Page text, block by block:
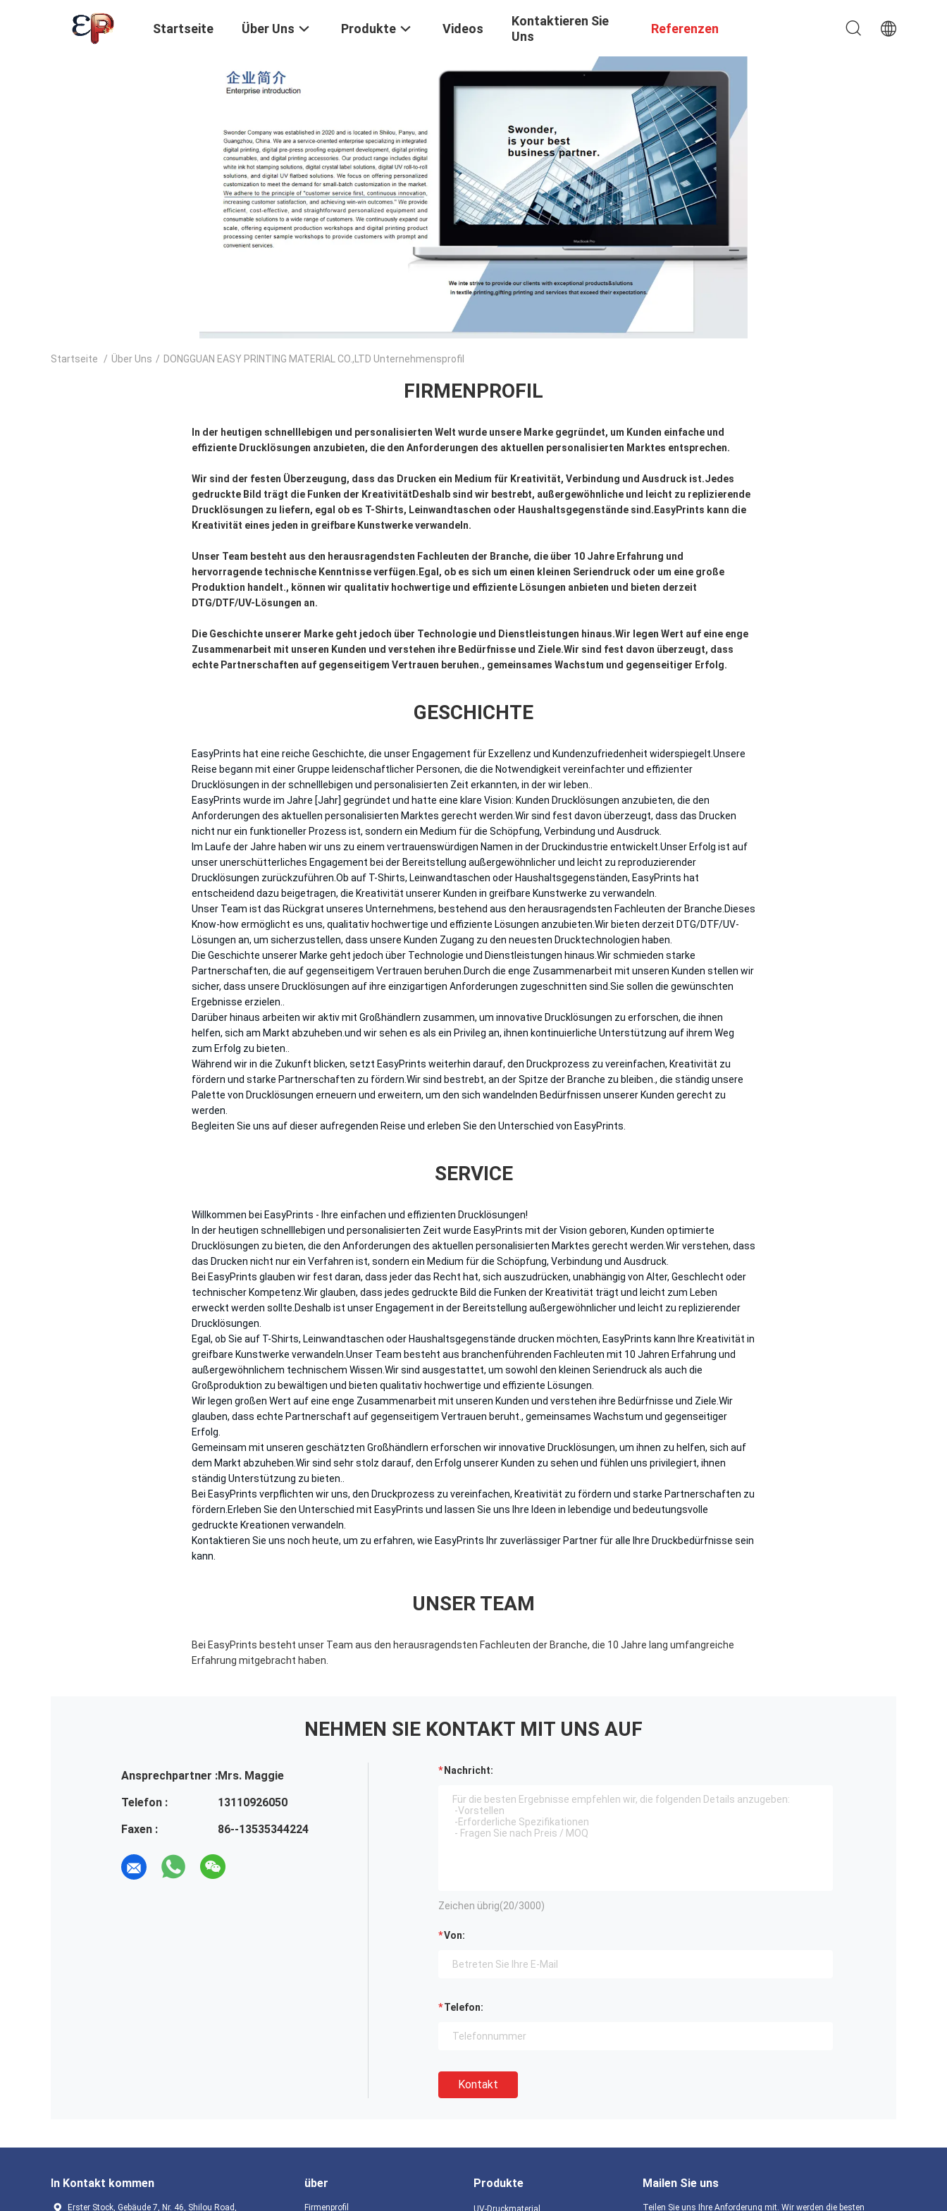
Startseite Über Uns Produkte Videos
Kontaktieren Sie
Uns
Referenzen
Startseite / Über Uns / DONGGUAN EASY PRINTING MATERIAL CO.,LTD Unternehmensprofil
FIRMENPROFIL
In der heutigen schnelllebigen und personalisierten Welt wurde unsere Marke gegründet, um Kunden einfache und
effiziente Drucklösungen anzubieten, die den Anforderungen des aktuellen personalisierten Marktes entsprechen.
Wir sind der festen Überzeugung, dass das Drucken ein Medium für Kreativität, Verbindung und Ausdruck ist.Jedes
gedruckte Bild trägt die Funken der KreativitätDeshalb sind wir bestrebt, außergewöhnliche und leicht zu replizierende
Drucklösungen zu liefern, egal ob es T-Shirts, Leinwandtaschen oder Haushaltsgegenstände sind.EasyPrints kann die
Kreativität eines jeden in greifbare Kunstwerke verwandeln.
Unser Team besteht aus den herausragendsten Fachleuten der Branche, die über 10 Jahre Erfahrung und
hervorragende technische Kenntnisse verfügen.Egal, ob es sich um einen kleinen Seriendruck oder um eine große
Produktion handelt., können wir qualitativ hochwertige und effiziente Lösungen anbieten und bieten derzeit
DTG/DTF/UV-Lösungen an.
Die Geschichte unserer Marke geht jedoch über Technologie und Dienstleistungen hinaus.Wir legen Wert auf eine enge
Zusammenarbeit mit unseren Kunden und verstehen ihre Bedürfnisse und Ziele.Wir sind fest davon überzeugt, dass
echte Partnerschaften auf gegenseitigem Vertrauen beruhen., gemeinsames Wachstum und gegenseitiger Erfolg.
GESCHICHTE
EasyPrints hat eine reiche Geschichte, die unser Engagement für Exzellenz und Kundenzufriedenheit widerspiegelt.Unsere
Reise begann mit einer Gruppe leidenschaftlicher Personen, die die Notwendigkeit vereinfachter und effizienter
Drucklösungen in der schnelllebigen und personalisierten Zeit erkannten, in der wir leben..
EasyPrints wurde im Jahre [Jahr] gegründet und hatte eine klare Vision: Kunden Drucklösungen anzubieten, die den
Anforderungen des aktuellen personalisierten Marktes gerecht werden.Wir sind fest davon überzeugt, dass das Drucken
nicht nur ein funktioneller Prozess ist, sondern ein Medium für die Schöpfung, Verbindung und Ausdruck.
Im Laufe der Jahre haben wir uns zu einem vertrauenswürdigen Namen in der Druckindustrie entwickelt.Unser Erfolg ist auf
unser unerschütterliches Engagement bei der Bereitstellung außergewöhnlicher und leicht zu reproduzierender
Drucklösungen zurückzuführen.Ob auf T-Shirts, Leinwandtaschen oder Haushaltsgegenständen, EasyPrints hat
entscheidend dazu beigetragen, die Kreativität unserer Kunden in greifbare Kunstwerke zu verwandeln.
Unser Team ist das Rückgrat unseres Unternehmens, bestehend aus den herausragendsten Fachleuten der Branche.Dieses
Know-how ermöglicht es uns, qualitativ hochwertige und effiziente Lösungen anzubieten.Wir bieten derzeit DTG/DTF/UV-
Lösungen an, um sicherzustellen, dass unsere Kunden Zugang zu den neuesten Drucktechnologien haben.
Die Geschichte unserer Marke geht jedoch über Technologie und Dienstleistungen hinaus.Wir schmieden starke
Partnerschaften, die auf gegenseitigem Vertrauen beruhen.Durch die enge Zusammenarbeit mit unseren Kunden stellen wir
sicher, dass unsere Drucklösungen auf ihre einzigartigen Anforderungen zugeschnitten sind.Sie sollen die gewünschten
Ergebnisse erzielen..
Darüber hinaus arbeiten wir aktiv mit Großhändlern zusammen, um innovative Drucklösungen zu erforschen, die ihnen
helfen, sich am Markt abzuheben.und wir sehen es als ein Privileg an, ihnen kontinuierliche Unterstützung auf ihrem Weg
zum Erfolg zu bieten..
Während wir in die Zukunft blicken, setzt EasyPrints weiterhin darauf, den Druckprozess zu vereinfachen, Kreativität zu
fördern und starke Partnerschaften zu fördern.Wir sind bestrebt, an der Spitze der Branche zu bleiben., die ständig unsere
Palette von Drucklösungen erneuern und erweitern, um den sich wandelnden Bedürfnissen unserer Kunden gerecht zu
werden.
Begleiten Sie uns auf dieser aufregenden Reise und erleben Sie den Unterschied von EasyPrints.
SERVICE
Willkommen bei EasyPrints - Ihre einfachen und effizienten Drucklösungen!
In der heutigen schnelllebigen und personalisierten Zeit wurde EasyPrints mit der Vision geboren, Kunden optimierte
Drucklösungen zu bieten, die den Anforderungen des aktuellen personalisierten Marktes gerecht werden.Wir verstehen, dass
das Drucken nicht nur ein Verfahren ist, sondern ein Medium für die Schöpfung, Verbindung und Ausdruck.
Bei EasyPrints glauben wir fest daran, dass jeder das Recht hat, sich auszudrücken, unabhängig von Alter, Geschlecht oder
technischer Kompetenz.Wir glauben, dass jedes gedruckte Bild die Funken der Kreativität trägt und leicht zum Leben
erweckt werden sollte.Deshalb ist unser Engagement in der Bereitstellung außergewöhnlicher und leicht zu replizierender
Drucklösungen.
Egal, ob Sie auf T-Shirts, Leinwandtaschen oder Haushaltsgegenstände drucken möchten, EasyPrints kann Ihre Kreativität in
greifbare Kunstwerke verwandeln.Unser Team besteht aus branchenführenden Fachleuten mit 10 Jahren Erfahrung und
außergewöhnlichem technischem Wissen.Wir sind ausgestattet, um sowohl den kleinen Seriendruck als auch die
Großproduktion zu bewältigen und bieten qualitativ hochwertige und effiziente Lösungen.
Wir legen großen Wert auf eine enge Zusammenarbeit mit unseren Kunden und verstehen ihre Bedürfnisse und Ziele.Wir
glauben, dass echte Partnerschaft auf gegenseitigem Vertrauen beruht., gemeinsames Wachstum und gegenseitiger
Erfolg.
Gemeinsam mit unseren geschätzten Großhändlern erforschen wir innovative Drucklösungen, um ihnen zu helfen, sich auf
dem Markt abzuheben.Wir sind sehr stolz darauf, den Erfolg unserer Kunden zu sehen und fühlen uns privilegiert, ihnen
ständig Unterstützung zu bieten..
Bei EasyPrints verpflichten wir uns, den Druckprozess zu vereinfachen, Kreativität zu fördern und starke Partnerschaften zu
fördern.Erleben Sie den Unterschied mit EasyPrints und lassen Sie uns Ihre Ideen in lebendige und bedeutungsvolle
gedruckte Kreationen verwandeln.
Kontaktieren Sie uns noch heute, um zu erfahren, wie EasyPrints Ihr zuverlässiger Partner für alle Ihre Druckbedürfnisse sein
kann.
UNSER TEAM
Bei EasyPrints besteht unser Team aus den herausragendsten Fachleuten der Branche, die 10 Jahre lang umfangreiche
Erfahrung mitgebracht haben.
NEHMEN SIE KONTAKT MIT UNS AUF
Ansprechpartner :Mrs. Maggie
Telefon :
13110926050
Faxen :
86--13535344224
Nachricht:
Zeichen übrig(20/3000)
Von:
Telefon:
Kontakt
In Kontakt kommen
Erster Stock, Gebäude 7, Nr. 46, Shilou Road,
über
Firmenprofil
Produkte
UV-Druckmaterial
Mailen Sie uns
Teilen Sie uns Ihre Anforderung mit. Wir werden die besten